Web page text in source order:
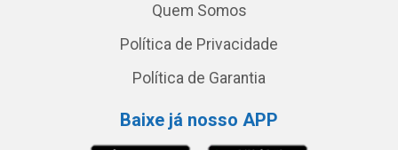
Quem Somos
Política de Privacidade
Política de Garantia
Baixe já nosso APP